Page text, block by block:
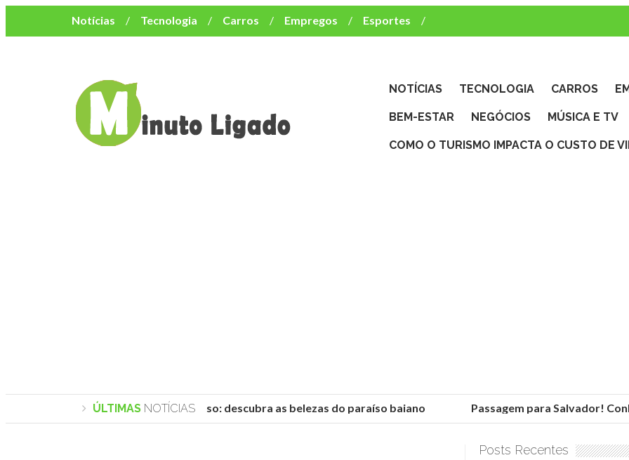
Notícias Tecnologia Carros Empregos
Esportes
Mulher
Bem-Estar Negócios
Música e TV
NOTÍCIAS TECNOLOGIA CARROS
BEM-ESTAR NEGÓCIOS MÚSICA E TV
COMO O TURISMO IMPACTA O CUSTO DE
ÚLTIMAS NOTÍCIAS
Praias de Trancoso: descubra as belezas do paraíso baiano Passagem para Salvador!
Posts Recentes